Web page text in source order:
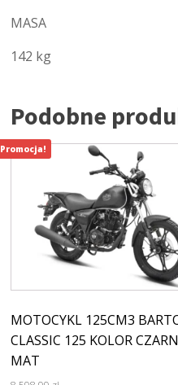
MASA
142 kg
Podobne
MOTOCYKL 125CM3
CLASSIC 125 KOLOR
MAT
Promocja!